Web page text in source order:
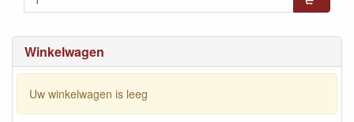
Winkelwagen
Uw winkelwagen is leeg